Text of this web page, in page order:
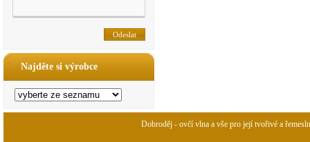
Najděte si výrobce
Dobroděj - ovčí vlna a vše pro její tvořivé a